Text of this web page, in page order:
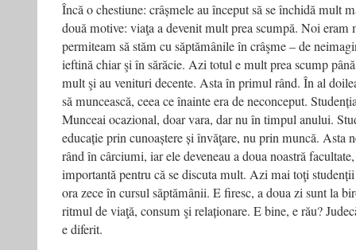
Încă o chestiune: crâșmele au început să se închidă mult
două motive: viaţa a devenit mult prea scumpă. Noi eram
permiteam să stăm cu săptămânile în crâşme – de
ieftină chiar şi în sărăcie. Azi totul e mult prea scump
mult şi au venituri decente. Asta în primul rând. În al
să muncească, ceea ce înainte era de neconceput.
Munceai ocazional, doar vara, dar nu în timpul anului.
educație prin cunoaștere și învăţare, nu prin muncă. Asta
rând în cârciumi, iar ele deveneau a doua noastră
importantă pentru că se discuta mult. Azi mai toţi
ora zece în cursul săptămânii. E firesc, a doua zi sunt la
ritmul de viaţă, consum şi relaționare. E bine, e rău?
e diferit.